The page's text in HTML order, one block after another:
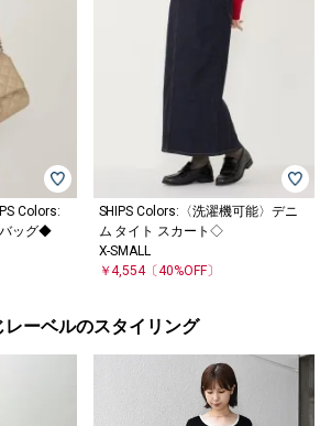
Colors:
バッグ◆
SHIPS Colors:〈洗濯機可能〉デニ
ム タイト スカート◇
X-SMALL
￥4,554〔40%OFF〕
レーベルのスタイリング